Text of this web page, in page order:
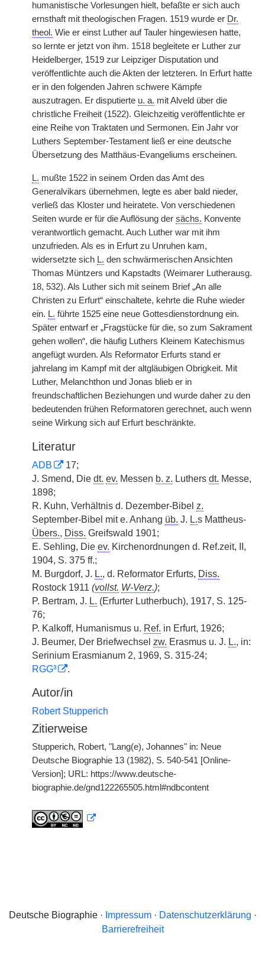
humanistische Vorlesungen hielt, befaßte er sich auch
ernsthaft mit theologischen Fragen. 1519 wurde er Dr.
theol. Wie er einst Luther auf Tauler hingewiesen hatte,
so lernte er jetzt von ihm. 1518 begleitete er Luther zur
Heidelberger, 1519 zur Leipziger Disputation und
veröffentlichte auch die Akten der letzteren. In Erfurt hatte
er in den folgenden Jahren schwere Kämpfe
auszutragen. Er disputierte u. a. mit Alveld über die
christliche Freiheit (1522). Gleichzeitig veröffentlichte er
eine Reihe von Traktaten und Sermonen. Ein Jahr vor
Luthers September-Testament ließ er eine deutsche
Übersetzung des Matthäus-Evangeliums erscheinen.
L. mußte 1522 in seinem Orden das Amt des
Generalvikars übernehmen, legte es aber bald nieder,
verließ das Kloster und heiratete. Von verschiedenen
Seiten wurde er für die Auflösung der sächs. Konvente
verantwortlich gemacht. Auch Luther war mit ihm
unzufrieden. Als es in Erfurt zu Unruhen kam,
widersetzte sich L. den schwärmerischen Ansichten
Thomas Müntzers und Kapstadts (Weimarer Lutherausg.
18, 532). Als Luther sich mit seinem Brief „An alle
Christen zu Erfurt“ einschaltete, kehrte die Ruhe wieder
ein. L. führte 1525 eine neue Gottesdienstordnung ein.
Später entwarf er „Fragstücke für die, so zum Sakrament
gehen wollen“, die häufig Luthers Kleinem Katechismus
angefügt wurden. Als Reformator Erfurts stand er
jahrelang im Kampf mit der altgläubigen Obrigkeit. Mit
Luther, Melanchthon und Jonas blieb er in
freundschaftlichen Beziehungen und wurde daher zu den
bedeutenden frühen Reformatoren gerechnet, auch wenn
seine Wirkung sich auf Erfurt beschränkte.
Literatur
ADB
17;
J. Smend, Die dt. ev. Messen b. z. Luthers dt. Messe,
1898;
R. Kuhn, Verhältnis d. Dezember-Bibel z.
September-Bibel mit e. Anhang üb. J. L.s Mattheus-
Übers., Diss. Greifswald 1901;
E. Sehling, Die ev. Kirchenordnungen d. Ref.zeit, II,
1904, S. 375 ff.;
M. Burgdorf, J. L., d. Reformator Erfurts, Diss.
Rostock 1911 (vollst. W-Verz.);
P. Bertram, J. L. (Erfurter Lutherbuch), 1917, S. 125-
76;
P. Kalkoff, Humanismus u. Ref. in Erfurt, 1926;
J. Beumer, Der Briefwechsel zw. Erasmus u. J. L., in:
Serinium Erasmianum 2, 1969, S. 315-24;
RGG³
.
Autor/in
Robert Stupperich
Zitierweise
Stupperich, Robert, "Lang(e), Johannes" in: Neue
Deutsche Biographie 13 (1982), S. 540-541 [Online-
Version]; URL: https://www.deutsche-
biographie.de/gnd122265505.html#ndbcontent
Deutsche Biographie · Impressum· Datenschutzerklärung ·
Barrierefreiheit